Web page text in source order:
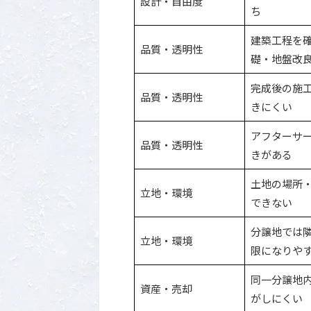
ち
品質・透明性
建築工程を
礎・地盤改
品質・透明性
完成後の施
きにくい
品質・透明性
アフターサ
きがある
立地・環境
土地の場所
できない
立地・環境
分譲地では
限になりや
資産・売却
同一分譲地
がしにくい